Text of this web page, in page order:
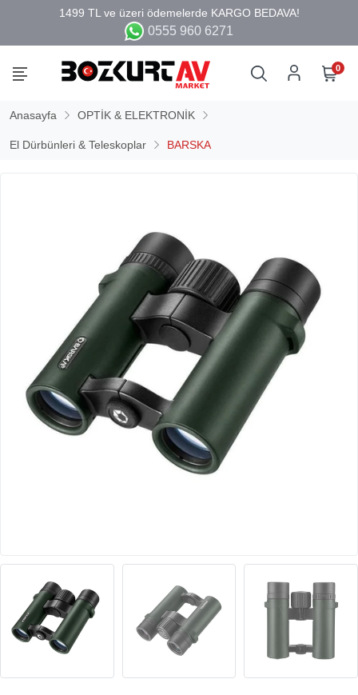
0555 960 6271
0
Anasayfa OPTİK & ELEKTRONİK
El Dürbünleri & Teleskoplar BARSKA